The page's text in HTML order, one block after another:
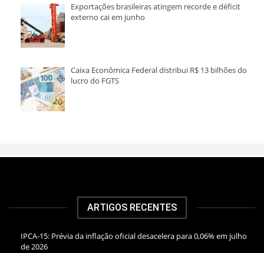
Exportações brasileiras atingem recorde e déficit
externo cai em junho
Caixa Econômica Federal distribui R$ 13 bilhões do
lucro do FGTS
ARTIGOS RECENTES
IPCA-15: Prévia da inflação oficial desacelera para 0,06% em julho
de 2026